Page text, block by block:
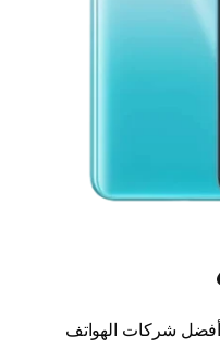
شركات الهواتف